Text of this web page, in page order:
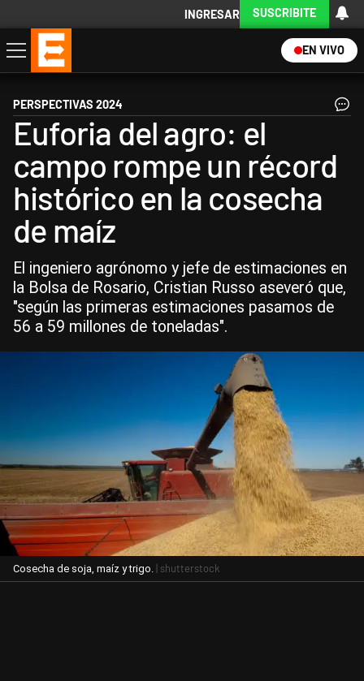
INGRESAR SUSCRIBITE
EN VIVO
Economía
Política
Internacional
Actualidad
Descargá la App
PERSPECTIVAS 2024
Euforia del agro: el
campo rompe un récord
histórico en la cosecha
de maíz
El ingeniero agrónomo y jefe de estimaciones en
la Bolsa de Rosario, Cristian Russo aseveró que,
"según las primeras estimaciones pasamos de
56 a 59 millones de toneladas".
Cosecha de soja, maíz y trigo. | shutterstock